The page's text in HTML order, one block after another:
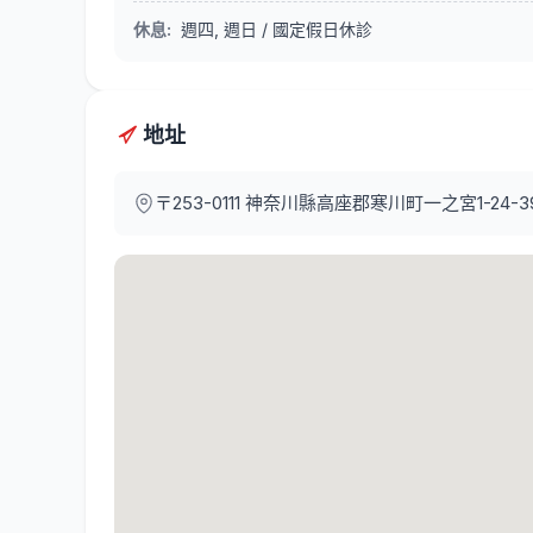
休息: 週四, 週日 / 國定假日休診
地址
〒253-0111 神奈川縣高座郡寒川町一之宮1-24-